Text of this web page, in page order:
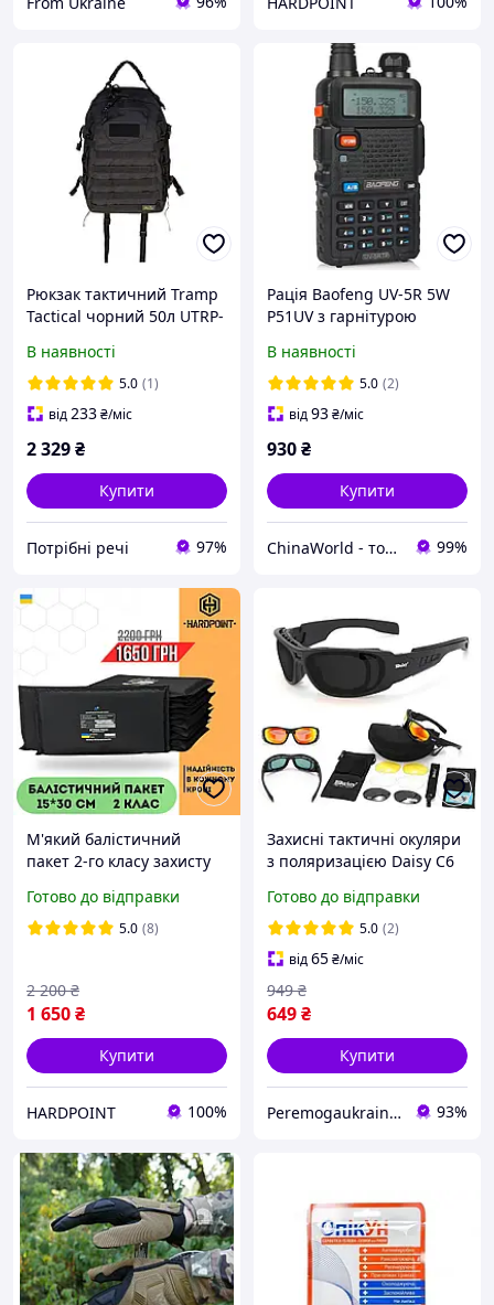
Рюкзак тактичний Tramp
Tactical чорний 50л UTRP-
В наявності
5.0 (1)
від233₴/міс
2 329₴
Купити
Потрібні речі 97%
Рація Baofeng UV-5R 5W
P51UV з гарнітурою
В наявності
5.0 (2)
від93₴/міс
930₴
Купити
ChinaWorld - товари високої якості! 99%
М'який балістичний
пакет 2-го класу захисту
Бічний протиосколковий
захист для бронежилету
Готово до відправки
5.0 (8)
1 650₴
2 200 ₴
Купити
HARDPOINT 100%
Захисні тактичні окуляри
з поляризацією Daisy C6
Готово до відправки
5.0 (2)
від65₴/міс
649₴
949 ₴
Купити
Peremogaukraine.com Мілітарні товари та спорядження 93%